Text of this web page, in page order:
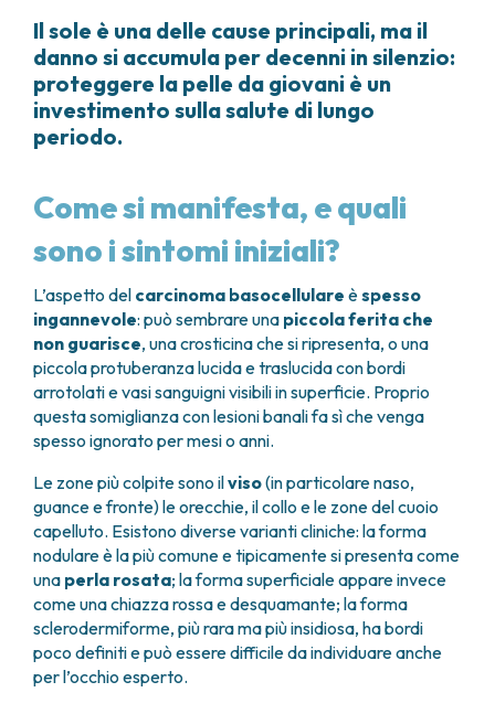
Il sole è una delle cause principali, ma il
danno si accumula per decenni in silenzio:
proteggere la pelle da giovani è un
investimento sulla salute di lungo
periodo.
Come si manifesta, e quali
sono i sintomi iniziali?
L’aspetto del carcinoma basocellulare èspesso
ingannevole: può sembrare una piccola ferita che
non guarisce, una crosticina che si ripresenta, o una
piccola protuberanza lucida e traslucida con bordi
arrotolati e vasi sanguigni visibili in superficie. Proprio
questa somiglianza con lesioni banali fa sì che venga
spesso ignorato per mesi o anni.
Le zone più colpite sono ilviso(in particolare naso,
guance e fronte) le orecchie, il collo e le zone del cuoio
capelluto. Esistono diverse varianti cliniche: la forma
nodulare è la più comune e tipicamente si presenta come
una perla rosata; la forma superficiale appare invece
come una chiazza rossa e desquamante; la forma
sclerodermiforme, più rara ma più insidiosa, ha bordi
poco definiti e può essere difficile da individuare anche
per l’occhio esperto.